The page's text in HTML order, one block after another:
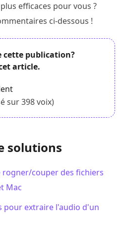
efficaces pour vous ?
ci-dessous !
cette publication?
article.
sur398voix)
solutions
rogner/couper des fichiers
Mac
pour extraire l'audio d'un